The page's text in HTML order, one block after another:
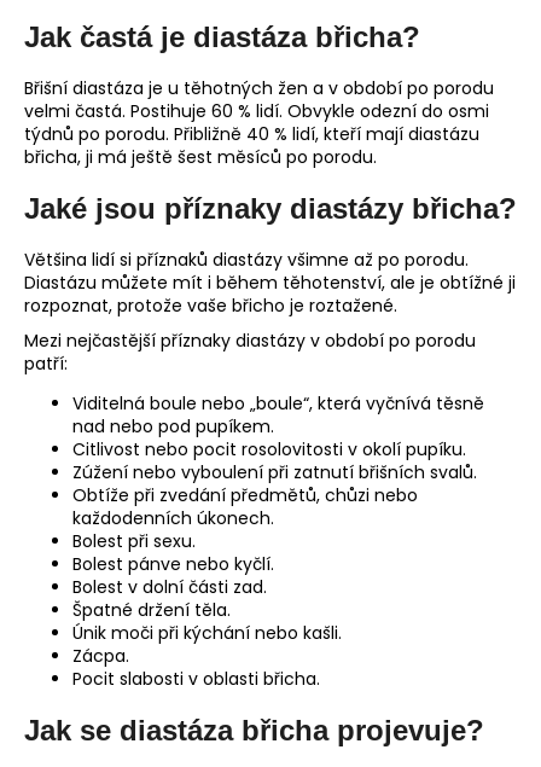
Jak častá je diastáza břicha?
Břišní diastáza je u těhotných žen a v období po porodu
velmi častá. Postihuje 60 % lidí. Obvykle odezní do osmi
týdnů po porodu. Přibližně 40 % lidí, kteří mají diastázu
břicha, ji má ještě šest měsíců po porodu.
Jaké jsou příznaky diastázy břicha?
Většina lidí si příznaků diastázy všimne až po porodu.
Diastázu můžete mít i během těhotenství, ale je obtížné ji
rozpoznat, protože vaše břicho je roztažené.
Mezi nejčastější příznaky diastázy v období po porodu
patří:
Viditelná boule nebo „boule“, která vyčnívá těsně
nad nebo pod pupíkem.
Citlivost nebo pocit rosolovitosti v okolí pupíku.
Zúžení nebo vyboulení při zatnutí břišních svalů.
Obtíže při zvedání předmětů, chůzi nebo
každodenních úkonech.
Bolest při sexu.
Bolest pánve nebo kyčlí.
Bolest v dolní části zad.
Špatné držení těla.
Únik moči při kýchání nebo kašli.
Zácpa.
Pocit slabosti v oblasti břicha.
Jak se diastáza břicha projevuje?